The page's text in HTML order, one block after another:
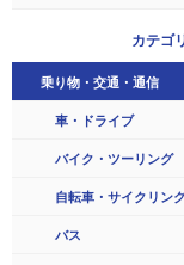
カテゴ
乗り物・交通・通信
車・ドライブ
バイク・ツーリング
自転車・サイクリン
バス